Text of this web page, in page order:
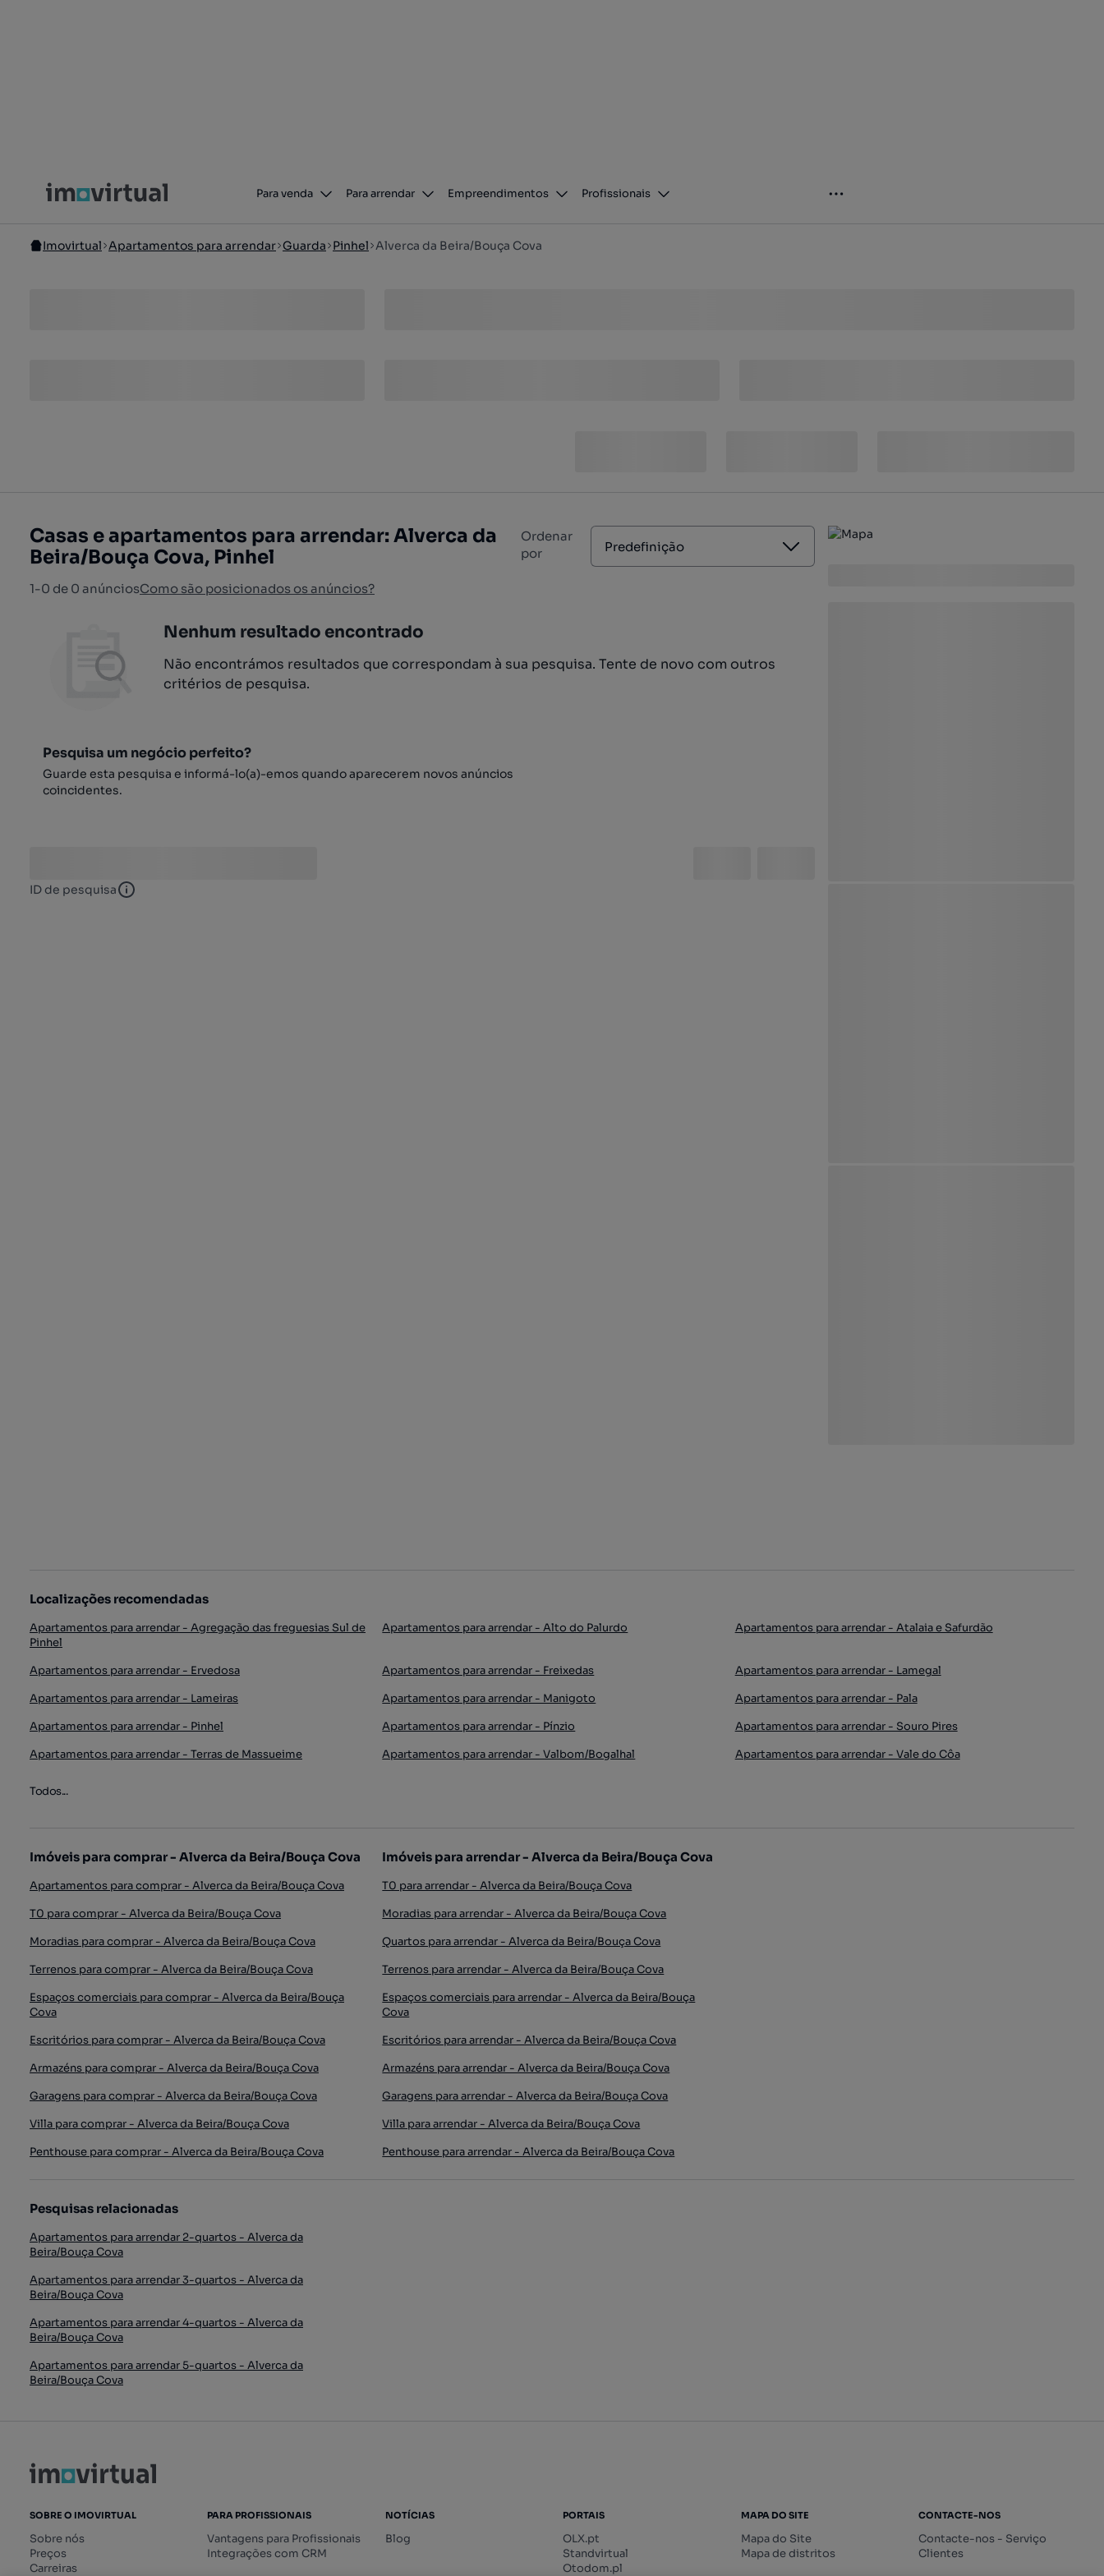
Para venda Para arrendar Empreendimentos Profissionais
Imovirtual Apartamentos para arrendar Guarda Pinhel Alverca da Beira/Bouça Cova
Casas e apartamentos para arrendar: Alverca da
Beira/Bouça Cova, Pinhel
1-0 de 0 anúnciosComo são posicionados os anúncios?
Ordenar
por
Predefinição
Nenhum resultado encontrado
Não encontrámos resultados que correspondam à sua pesquisa. Tente de novo com outros
critérios de pesquisa.
Pesquisa um negócio perfeito?
Guarde esta pesquisa e informá-lo(a)-emos quando aparecerem novos anúncios
coincidentes.
ID de pesquisa ID de pesquisa
Localizações recomendadas
Apartamentos para arrendar - Agregação das freguesias Sul de
Pinhel
Apartamentos para arrendar - Alto do Palurdo Apartamentos para arrendar - Atalaia e Safurdão
Apartamentos para arrendar - Ervedosa Apartamentos para arrendar - Freixedas
Apartamentos para arrendar - Lamegal
Apartamentos para arrendar - Lameiras
Apartamentos para arrendar - Manigoto
Apartamentos para arrendar - Pala
Apartamentos para arrendar - Pinhel
Apartamentos para arrendar - Pínzio
Apartamentos para arrendar - Souro Pires
Apartamentos para arrendar - Terras de Massueime
Apartamentos para arrendar - Valbom/Bogalhal Apartamentos para arrendar - Vale do Côa
Todos...
Imóveis para comprar - Alverca da Beira/Bouça Cova
Apartamentos para comprar - Alverca da Beira/Bouça Cova
T0 para comprar - Alverca da Beira/Bouça Cova
Moradias para comprar - Alverca da Beira/Bouça Cova
Terrenos para comprar - Alverca da Beira/Bouça Cova
Espaços comerciais para comprar - Alverca da Beira/Bouça
Cova
Escritórios para comprar - Alverca da Beira/Bouça Cova
Armazéns para comprar - Alverca da Beira/Bouça Cova
Garagens para comprar - Alverca da Beira/Bouça Cova
Villa para comprar - Alverca da Beira/Bouça Cova
Penthouse para comprar - Alverca da Beira/Bouça Cova
Imóveis para arrendar - Alverca da Beira/Bouça Cova
T0 para arrendar - Alverca da Beira/Bouça Cova
Moradias para arrendar - Alverca da Beira/Bouça Cova
Quartos para arrendar - Alverca da Beira/Bouça Cova
Terrenos para arrendar - Alverca da Beira/Bouça Cova
Espaços comerciais para arrendar - Alverca da Beira/Bouça
Cova
Escritórios para arrendar - Alverca da Beira/Bouça Cova
Armazéns para arrendar - Alverca da Beira/Bouça Cova
Garagens para arrendar - Alverca da Beira/Bouça Cova
Villa para arrendar - Alverca da Beira/Bouça Cova
Penthouse para arrendar - Alverca da Beira/Bouça Cova
Pesquisas relacionadas
Apartamentos para arrendar 2-quartos - Alverca da
Beira/Bouça Cova
Apartamentos para arrendar 3-quartos - Alverca da
Beira/Bouça Cova
Apartamentos para arrendar 4-quartos - Alverca da
Beira/Bouça Cova
Apartamentos para arrendar 5-quartos - Alverca da
Beira/Bouça Cova
SOBRE O IMOVIRTUAL
Sobre nós
Preços
Carreiras
PARA PROFISSIONAIS
Vantagens para Profissionais
Integrações com CRM
NOTÍCIAS
Blog
PORTAIS
OLX.pt
Standvirtual
Otodom.pl
MAPA DO SITE
Mapa do Site
Mapa de distritos
CONTACTE-NOS
Contacte-nos - Serviço
Clientes